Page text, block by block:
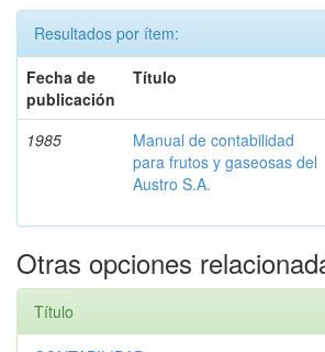
Resultados por ítem:
Fecha de
publicación
Título
1985
Manual de contabilidad
para frutos y gaseosas del
Austro S.A.
Otras opciones
Título